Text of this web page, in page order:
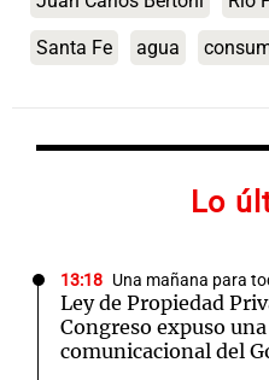
Santa Fe agua
Lo
13:18 Una mañana para
Ley de Propiedad
Congreso expuso
comunicacional del